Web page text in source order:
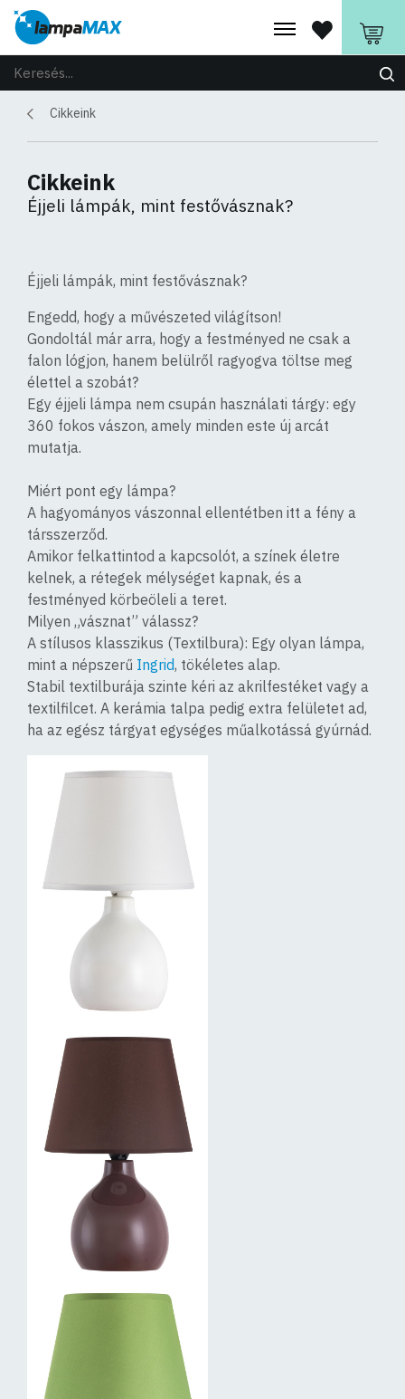
Cikkeink
Cikkeink
Éjjeli lámpák, mint festővásznak?
Éjjeli lámpák, mint festővásznak?
Engedd, hogy a művészeted világítson!
Gondoltál már arra, hogy a festményed ne csak a
falon lógjon, hanem belülről ragyogva töltse meg
élettel a szobát?
Egy éjjeli lámpa nem csupán használati tárgy: egy
360 fokos vászon, amely minden este új arcát
mutatja.
Miért pont egy lámpa?
A hagyományos vászonnal ellentétben itt a fény a
társszerződ.
Amikor felkattintod a kapcsolót, a színek életre
kelnek, a rétegek mélységet kapnak, és a
festményed körbeöleli a teret.
Milyen „vásznat” válassz?
A stílusos klasszikus (Textilbura): Egy olyan lámpa,
mint a népszerű Ingrid, tökéletes alap.
Stabil textilburája szinte kéri az akrilfestéket vagy a
textilfilcet. A kerámia talpa pedig extra felületet ad,
ha az egész tárgyat egységes műalkotássá gyúrnád.